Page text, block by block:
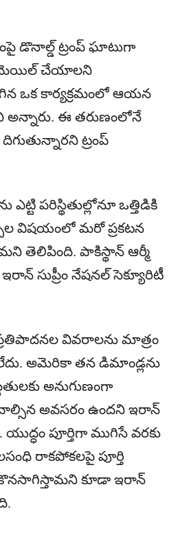
డొనాల్డ్ ట్రంప్ ఘాటుగా
చేయాలని
ఒక కార్యక్రమంలో ఆయన
అన్నారు. ఈ తరుణంలోనే
ట్రంప్‌
పరిస్థితుల్లోనూ ఒత్తిడికి
విషయంలో మరో ప్రకటన
తెలిపింది. పాకిస్థాన్ ఆర్మీ
సుప్రీం నేషనల్ సెక్యూరిటీ
వివరాలను మాత్రం
అమెరికా తన డిమాండ్లను
అనుగుణంగా
అవసరం ఉందని ఇరాన్
పూర్తిగా ముగిసే వరకు
రాకపోకలపై పూర్తి
కూడా ఇరాన్